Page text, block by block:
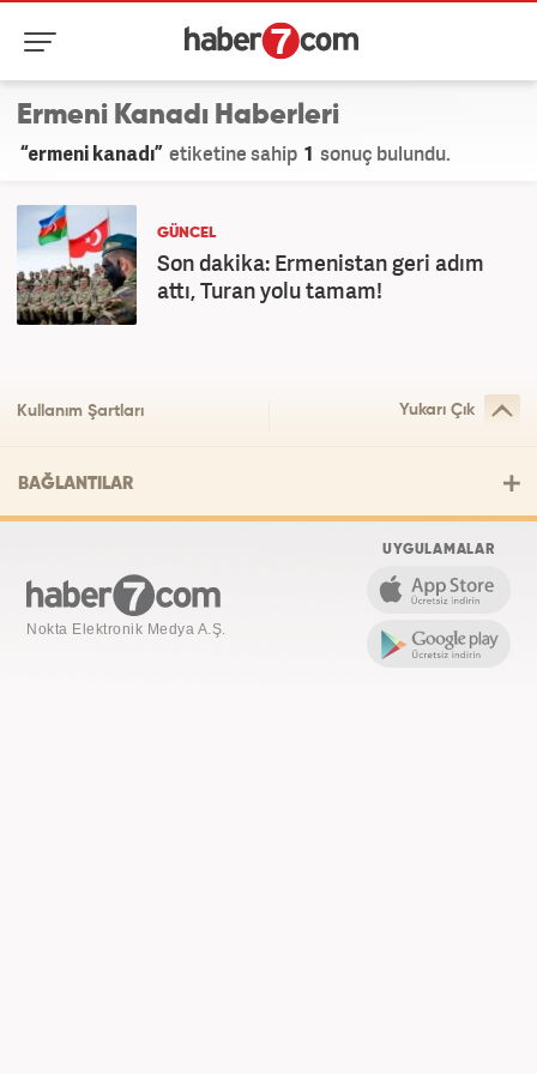
Ermeni Kanadı Haberleri
“ermeni kanadı” etiketine sahip 1 sonuç bulundu.
GÜNCEL
Son dakika: Ermenistan geri adım
attı, Turan yolu tamam!
Kullanım Şartları Yukarı Çık
BAĞLANTILAR
Nokta Elektronik Medya A.Ş.
UYGULAMALAR